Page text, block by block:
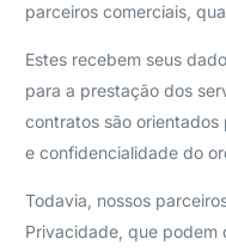
parceiros comerciais,
Estes recebem seus
para a prestação dos
contratos são
e confidencialidade do
Todavia, nossos
Privacidade, que podem